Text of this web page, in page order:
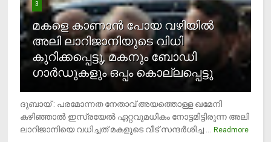
3
മകളെ കാണാന്‍ പോയ വഴിയില്‍
അലി ലാറിജാനിയുടെ വിധി
കുറിക്കപ്പെട്ടു, മകനും ബോഡി
ഗാര്‍ഡുകളും ഒപ്പം കൊല്ലപ്പെട്ടു
ദുബായ് : പരമോന്നത നേതാവ് അയത്തൊള്ള ഖമേനി
കഴിഞ്ഞാല്‍ ഇസ്രയേല്‍ ഏറ്റവുമധികം നോട്ടമിട്ടിരുന്ന അലി
ലാറിജാനിയെ വധിച്ചത് മകളുടെ വീട് സന്ദര്‍ശിച്ച ...
Readmore
4